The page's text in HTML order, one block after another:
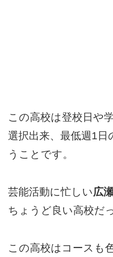
この高校は登校日や
選択出来、最低週1日
うことです。
芸能活動に忙しい広
ちょうど良い高校だ
この高校はコースも